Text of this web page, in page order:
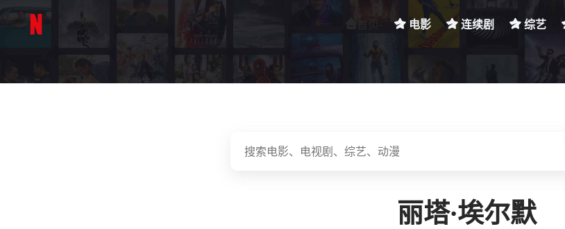
电影 连续剧 综艺
丽塔·埃尔默